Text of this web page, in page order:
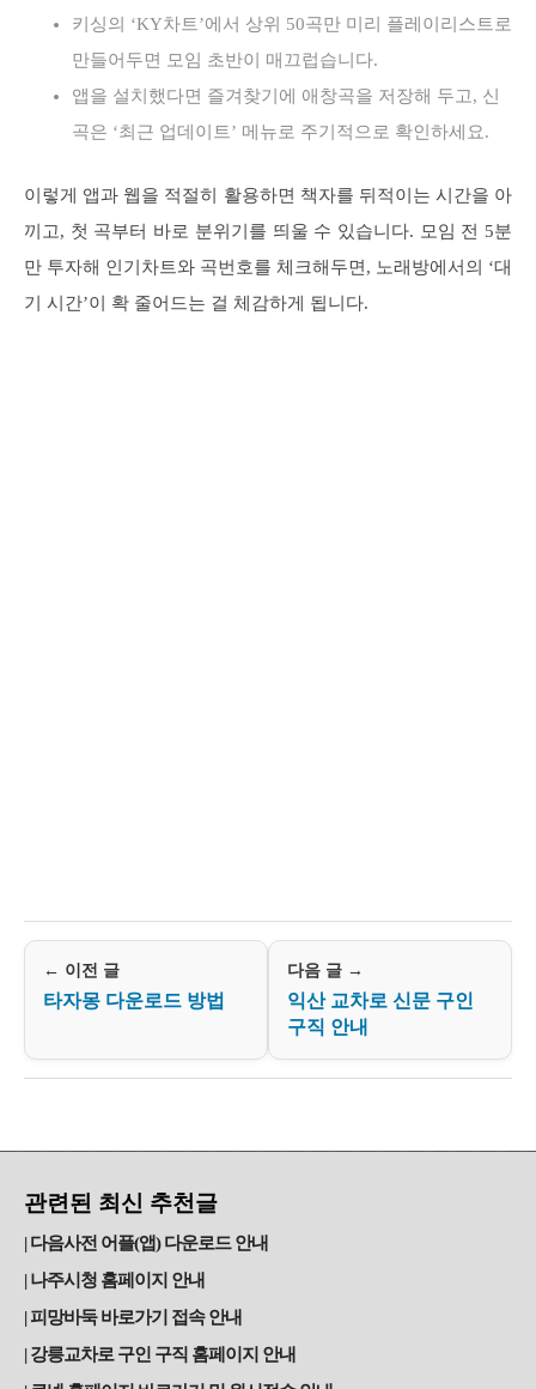
키싱의 ‘KY차트’에서 상위 50곡만 미리 플레이리스트로
만들어두면 모임 초반이 매끄럽습니다.
앱을 설치했다면 즐겨찾기에 애창곡을 저장해 두고, 신
곡은 ‘최근 업데이트’ 메뉴로 주기적으로 확인하세요.
이렇게 앱과 웹을 적절히 활용하면 책자를 뒤적이는 시간을 아
끼고, 첫 곡부터 바로 분위기를 띄울 수 있습니다. 모임 전 5분
만 투자해 인기차트와 곡번호를 체크해두면, 노래방에서의 ‘대
기 시간’이 확 줄어드는 걸 체감하게 됩니다.
← 이전 글
타자몽 다운로드 방법
다음 글 →
익산 교차로 신문 구인
구직 안내
관련된 최신 추천글
다음사전 어플(앱) 다운로드 안내
나주시청 홈페이지 안내
피망바둑 바로가기 접속 안내
강릉교차로 구인 구직 홈페이지 안내